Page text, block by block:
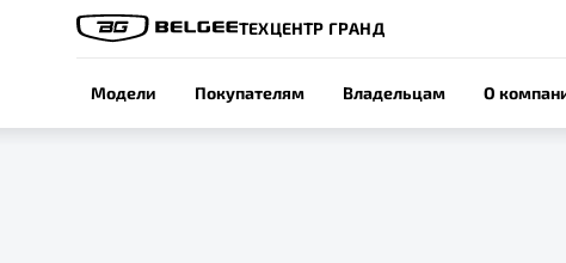
ТЕХЦЕНТР ГРАНД
Модели Покупателям Владельцам О